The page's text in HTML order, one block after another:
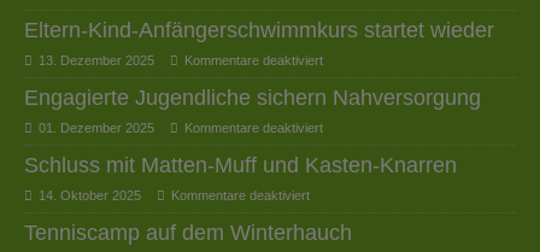
Eltern-Kind-Anfängerschwimmkurs startet wieder
13. Dezember 2025 Kommentare deaktiviert
Engagierte Jugendliche sichern Nahversorgung
01. Dezember 2025 Kommentare deaktiviert
Schluss mit Matten-Muff und Kasten-Knarren
14. Oktober 2025 Kommentare deaktiviert
Tenniscamp auf dem Winterhauch